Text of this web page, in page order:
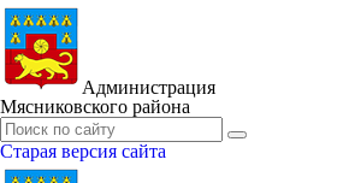
Администрация
Мясниковского района
Старая версия сайта